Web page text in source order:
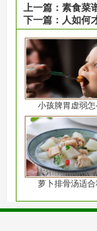
上一篇： 素食菜
下一篇： 人如何
小孩脾胃虚弱怎
萝卜排骨汤适合